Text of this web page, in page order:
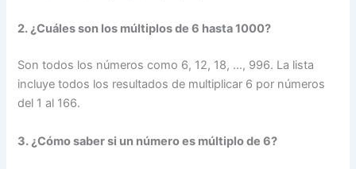
2. ¿Cuáles son los múltiplos de 6 hasta 1000?
Son todos los números como 6, 12, 18, …, 996. La lista
incluye todos los resultados de multiplicar 6 por números
del 1 al 166.
3. ¿Cómo saber si un número es múltiplo de 6?